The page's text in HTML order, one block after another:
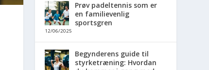
Prøv padeltennis som er
en familievenlig
sportsgren
12/06/2025
Begynderens guide til
styrketræning: Hvordan